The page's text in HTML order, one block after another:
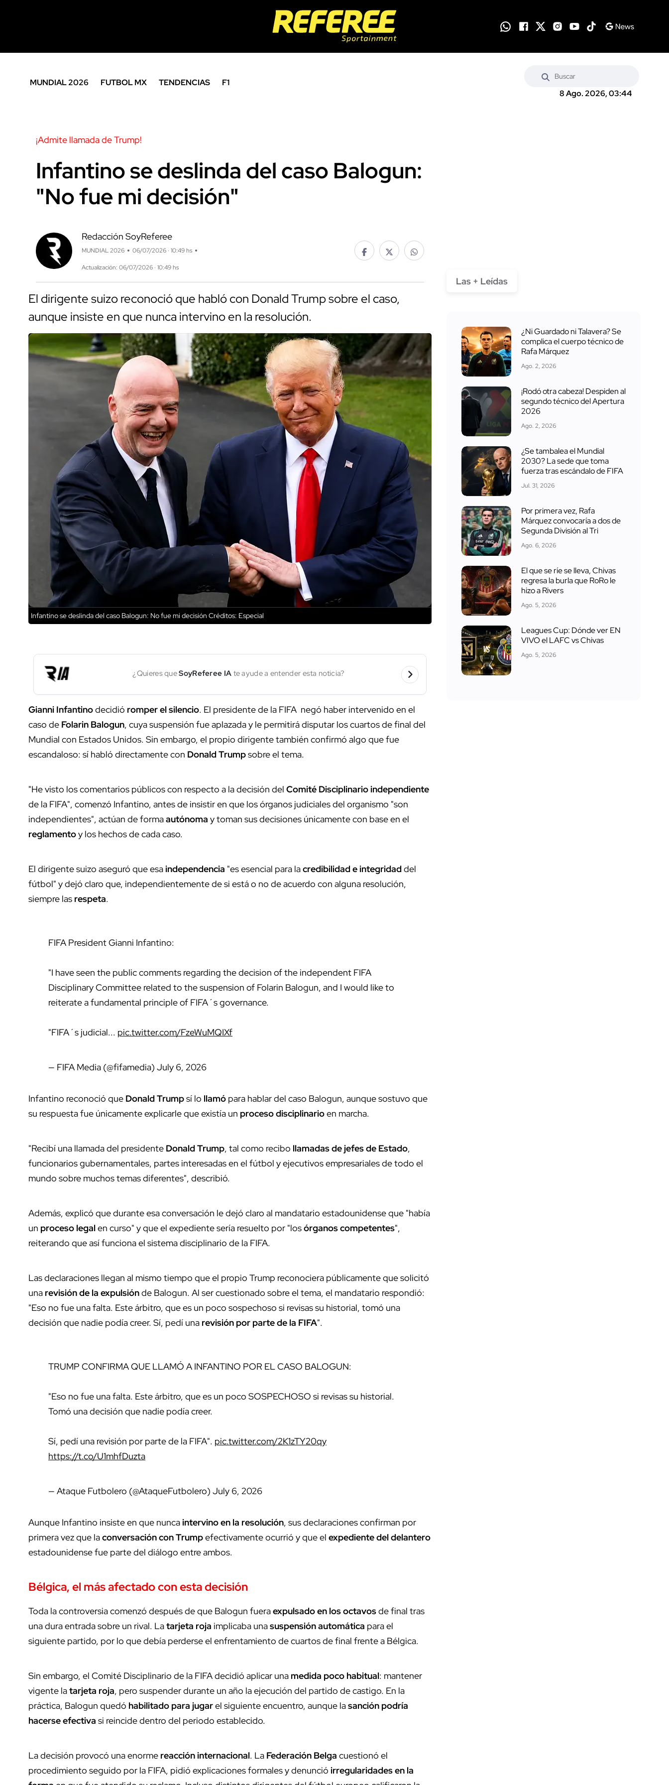
MUNDIAL 2026 FUTBOL MX TENDENCIAS
F1
8 Ago. 2026, 03:44
¡Admite llamada de Trump!
Infantino se deslinda del caso Balogun:
"No fue mi decisión"
Redacción SoyReferee
MUNDIAL 2026 06/07/2026 · 10:49 hs
Actualización: 06/07/2026 · 10:49 hs
El dirigente suizo reconoció que habló con Donald Trump sobre el caso,
aunque insiste en que nunca intervino en la resolución.
Infantino se deslinda del caso Balogun: No fue mi decisión Créditos: Especial
¿Quieres queSoyReferee IA te ayude a entender esta noticia?
Gianni Infantinodecidió romper el silencio. El presidente de la FIFA negó haber intervenido en el
caso de Folarin Balogun, cuya suspensión fue aplazada y le permitirá disputar los cuartos de final del
Mundial con Estados Unidos. Sin embargo, el propio dirigente también confirmó algo que fue
escandaloso: sí habló directamente con Donald Trumpsobre el tema.
"He visto los comentarios públicos con respecto a la decisión del Comité Disciplinario independiente
de la FIFA", comenzó Infantino, antes de insistir en que los órganos judiciales del organismo "son
independientes", actúan de formaautónoma y toman sus decisiones únicamente con base en el
reglamentoy los hechos de cada caso.
El dirigente suizo aseguró que esaindependencia "es esencial para lacredibilidad e integridaddel
fútbol" y dejó claro que, independientemente de si está o no de acuerdo con alguna resolución,
siempre las respeta.
FIFA President Gianni Infantino:
"I have seen the public comments regarding the decision of the independent FIFA
Disciplinary Committee related to the suspension of Folarin Balogun, and I would like to
reiterate a fundamental principle of FIFA´s governance.
"FIFA´s judicial... pic.twitter.com/FzeWuMQIXf
— FIFA Media (@fifamedia) July 6, 2026
Infantino reconoció que Donald Trumpsí lo llamó para hablar del caso Balogun, aunque sostuvo que
su respuesta fue únicamente explicarle que existía un proceso disciplinarioen marcha.
"Recibí una llamada del presidente Donald Trump, tal como recibo llamadas de jefes de Estado,
funcionarios gubernamentales, partes interesadas en el fútbol y ejecutivos empresariales de todo el
mundo sobre muchos temas diferentes", describió.
Además, explicó que durante esa conversación le dejó claro al mandatario estadounidense que "había
un proceso legalen curso" y que el expediente sería resuelto por "losórganos competentes",
reiterando que así funciona el sistema disciplinario de la FIFA.
Las declaraciones llegan al mismo tiempo que el propio Trump reconociera públicamente que solicitó
una revisión de la expulsiónde Balogun. Al ser cuestionado sobre el tema, el mandatario respondió:
"Eso no fue una falta. Este árbitro, que es un poco sospechoso si revisas su historial, tomó una
decisión que nadie podía creer. Sí, pedí una revisión por parte de la FIFA".
TRUMP CONFIRMA QUE LLAMÓ A INFANTINO POR EL CASO BALOGUN:
"Eso no fue una falta. Este árbitro, que es un poco SOSPECHOSO si revisas su historial.
Tomó una decisión que nadie podía creer.
Sí, pedí una revisión por parte de la FIFA". pic.twitter.com/2K1zTY20qy
https://t.co/U1mhfDuzta
— Ataque Futbolero (@AtaqueFutbolero) July 6, 2026
Aunque Infantino insiste en que nuncaintervino en la resolución, sus declaraciones confirman por
primera vez que laconversación con Trumpefectivamente ocurrió y que el expediente del delantero
estadounidense fue parte del diálogo entre ambos.
Bélgica, el más afectado con esta decisión
Toda la controversia comenzó después de que Balogun fueraexpulsado en los octavosde final tras
una dura entrada sobre un rival. Latarjeta roja implicaba unasuspensión automática para el
siguiente partido, por lo que debía perderse el enfrentamiento de cuartos de final frente a Bélgica.
Sin embargo, el Comité Disciplinario de la FIFA decidió aplicar una medida poco habitual: mantener
vigente latarjeta roja, pero suspender durante un año la ejecución del partido de castigo. En la
práctica, Balogun quedó habilitado para jugarel siguiente encuentro, aunque lasanción podría
hacerse efectiva si reincide dentro del periodo establecido.
La decisión provocó una enorme reacción internacional. La Federación Belga cuestionó el
procedimiento seguido por la FIFA, pidió explicaciones formales y denunció irregularidades en la
Las + Leídas
¿Ni Guardado ni Talavera? Se
complica el cuerpo técnico de
Rafa Márquez
Ago. 2, 2026
¡Rodó otra cabeza! Despiden al
segundo técnico del Apertura
2026
Ago. 2, 2026
¿Se tambalea el Mundial
2030? La sede que toma
fuerza tras escándalo de FIFA
Jul. 31, 2026
Por primera vez, Rafa
Márquez convocaría a dos de
Segunda División al Tri
Ago. 6, 2026
El que se ríe se lleva, Chivas
regresa la burla que RoRo le
hizo a Rivers
Ago. 5, 2026
Leagues Cup: Dónde ver EN
VIVO el LAFC vs Chivas
Ago. 5, 2026